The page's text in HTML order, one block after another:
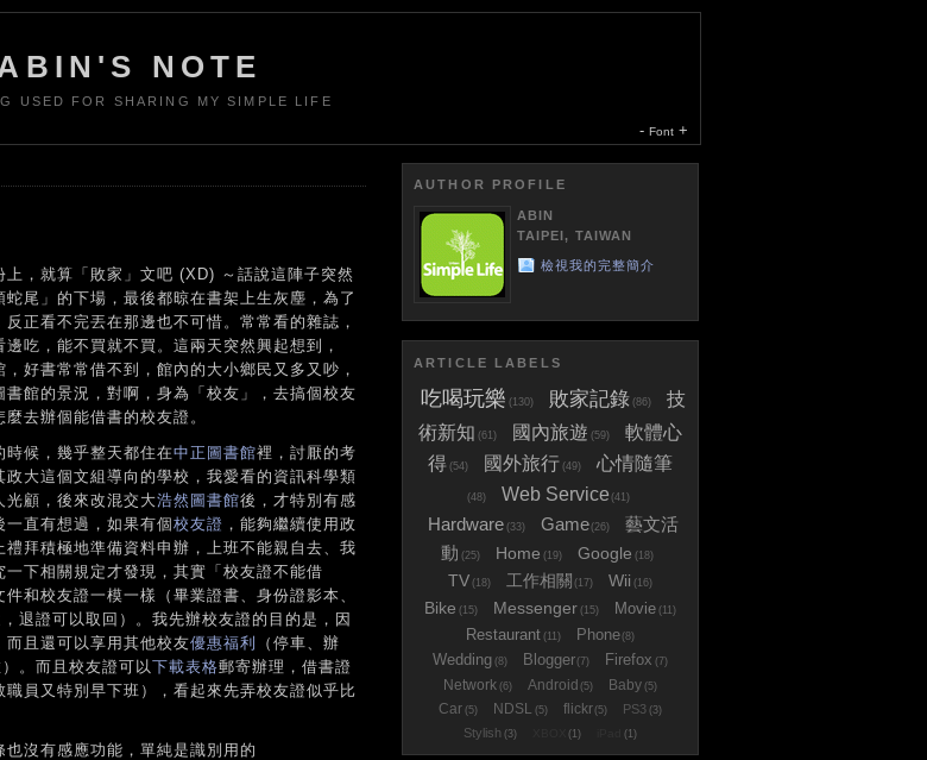
NOTE
USED FOR SHARING MY SIMPLE LIFE
- Font +
，就算「敗家」文吧 (XD) ～話說這陣子突然
尾」的下場，最後都晾在書架上生灰塵，為了
正看不完丟在那邊也不可惜。常常看的雜誌，
吃，能不買就不買。這兩天突然興起想到，
好書常常借不到，館內的大小鄉民又多又吵，
館的景況，對啊，身為「校友」，去搞個校友
去辦個能借書的校友證。
時候，幾乎整天都住在中正圖書館裡，討厭的考
大這個文組導向的學校，我愛看的資訊科學類
光顧，後來改混交大浩然圖書館後，才特別有感
直有想過，如果有個校友證 ，能夠繼續使用政
拜積極地準備資料申辦，上班不能親自去、我
下相關規定才發現，其實「校友證不能借
和校友證一模一樣（畢業證書、身份證影本、
退證可以取回）。我先辦校友證的目的是，因
且還可以享用其他校友優惠福利
（停車、辦
。而且校友證可以下載表格郵寄辦理，借書證
員又特別早下班），看起來先弄校友證似乎比
沒有感應功能，單純是識別用的
AUTHOR PROFILE
ABIN
TAIPEI, TAIWAN
檢視我的完整簡介
ARTICLE LABELS
吃喝玩樂 (130) 敗家記錄 (86)
技
術新知 (61) 國內旅遊 (59)
軟體心
得 (54) 國外旅行 (49) 心情隨筆
(48) Web Service (41)
Hardware (33) Game(26)
藝文活
動 (25) Home (19) Google (18)
TV (18) 工作相關 (17) Wii (16)
Bike (15) Messenger (15) Movie (11)
Restaurant (11) Phone(8)
Wedding (8) Blogger(7) Firefox (7)
Network (6) Android (5) Baby (5)
Car (5) NDSL (5) flickr(5) PS3 (3)
Stylish (3) (1) (1)